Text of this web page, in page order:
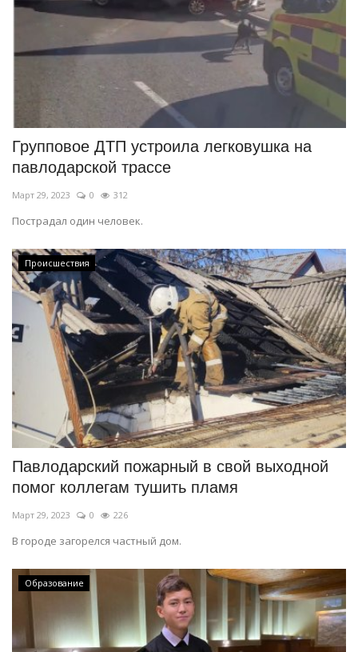
Групповое ДТП устроила легковушка на
павлодарской трассе
Март 29, 2023 0 312
Пострадал один человек.
Происшествия
Павлодарский пожарный в свой выходной
помог коллегам тушить пламя
Март 29, 2023 0 226
В городе загорелся частный дом.
Образование